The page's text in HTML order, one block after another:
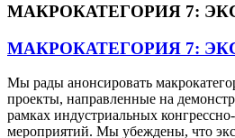
МАКРОКАТЕГОРИЯ 7:
МАКРОКАТЕГОРИЯ 7:
Мы рады анонсировать
проекты, направленные на
рамках индустриальных
мероприятий. Мы убеждены, что